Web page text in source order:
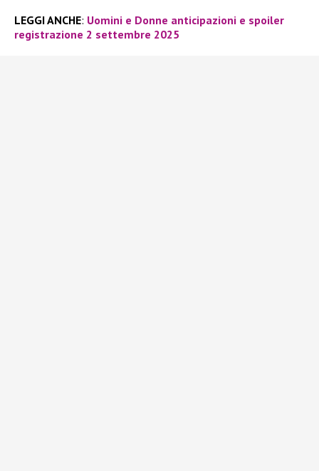
LEGGI ANCHE: Uomini e Donne anticipazioni e spoiler
registrazione 2 settembre 2025